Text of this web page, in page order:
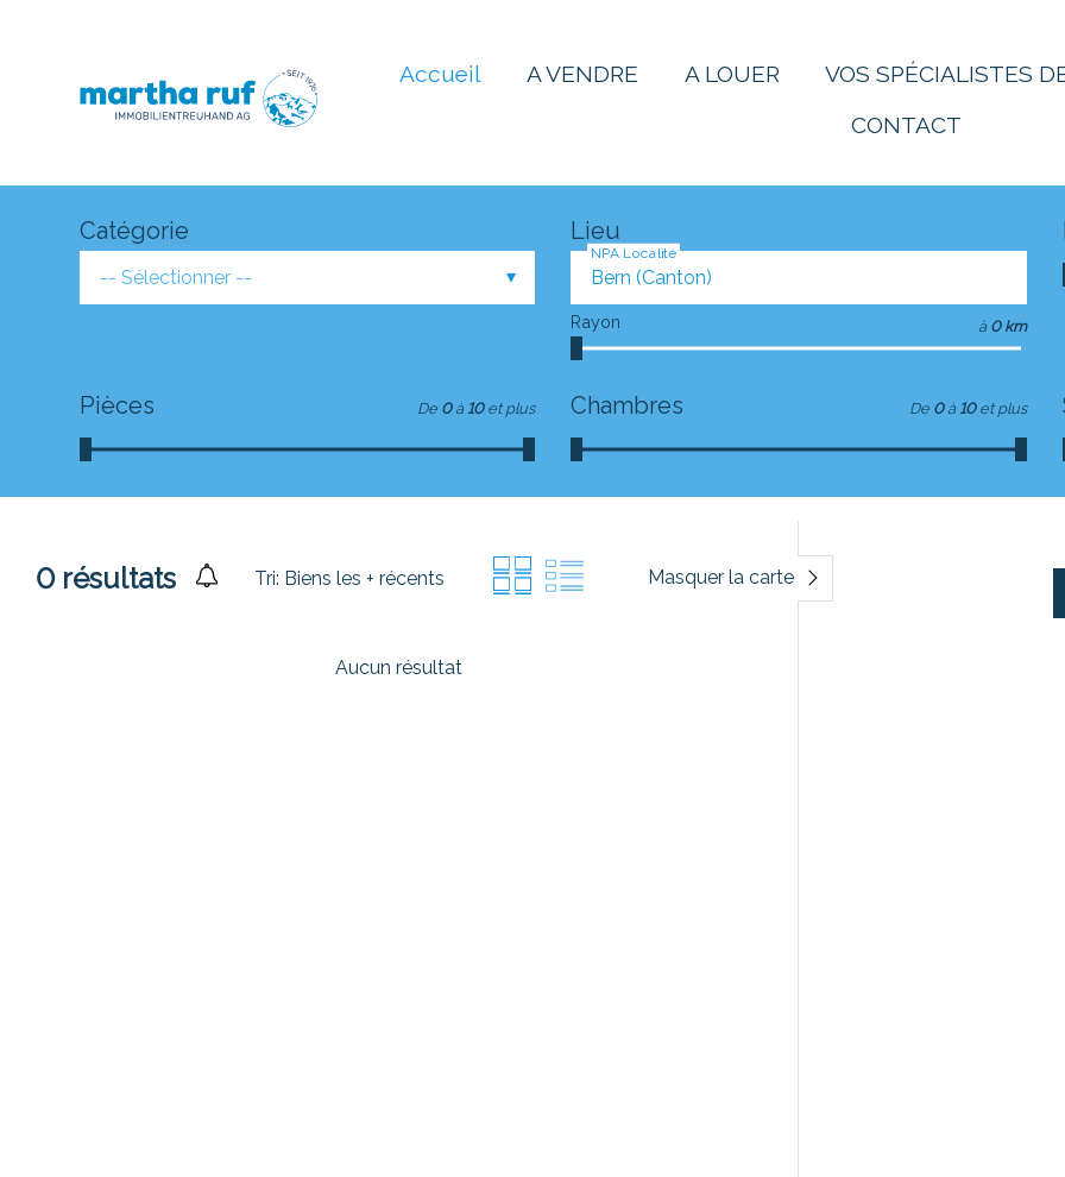
Accueil A VENDRE A LOUER VOS SPÉCIALISTES
CONTACT
Catégorie
-- Sélectionner --
Lieu
NPA Localité
Rayon à 0 km
Pièces De 0 à 10 et plus Chambres De 0 à 10 et plus
0résultats Tri: Biens les + récents Masquer la carte
Aucun résultat